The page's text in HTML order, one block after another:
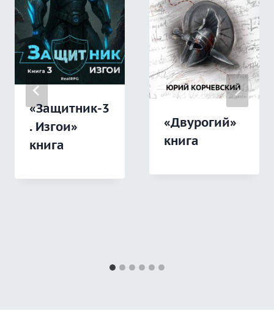
«Защитник-3
. Изгои»
книга
«Двурогий»
книга